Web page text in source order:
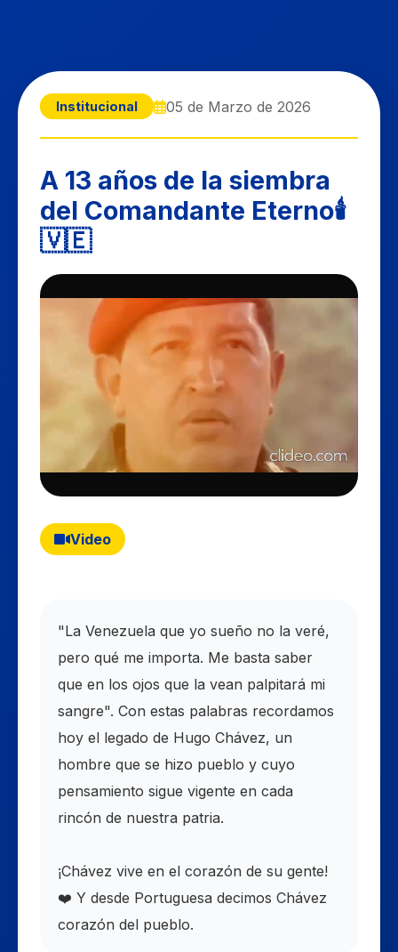
Institucional 05 de Marzo de 2026
A 13 años de la siembra
del Comandante Eterno🕯️
🇻🇪
Video
​"La Venezuela que yo sueño no la veré,
pero qué me importa. Me basta saber
que en los ojos que la vean palpitará mi
sangre". Con estas palabras recordamos
hoy el legado de Hugo Chávez, un
hombre que se hizo pueblo y cuyo
pensamiento sigue vigente en cada
rincón de nuestra patria.
​¡Chávez vive en el corazón de su gente!
❤️ Y desde Portuguesa decimos Chávez
corazón del pueblo.